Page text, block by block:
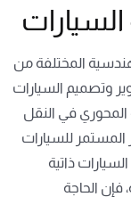
المختلفة من
وتصميم السيارات
المحوري في النقل
المستمر للسيارات
ذاتية
فإن الحاجة